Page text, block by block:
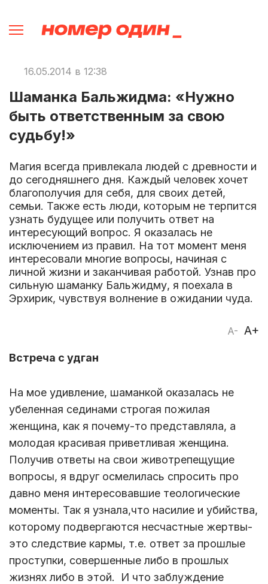
16.05.2014 в 12:38
Шаманка Бальжидма: «Нужно
быть ответственным за свою
судьбу!»
Магия всегда привлекала людей с древности и
до сегодняшнего дня. Каждый человек хочет
благополучия для себя, для своих детей,
семьи. Также есть люди, которым не терпится
узнать будущее или получить ответ на
интересующий вопрос. Я оказалась не
исключением из правил. На тот момент меня
интересовали многие вопросы, начиная с
личной жизни и заканчивая работой. Узнав про
сильную шаманку Бальжидму, я поехала в
Эрхирик, чувствуя волнение в ожидании чуда.
A- A+
Встреча с удган
На мое удивление, шаманкой оказалась не
убеленная сединами строгая пожилая
женщина, как я почему-то представляла, а
молодая красивая приветливая женщина.
Получив ответы на свои животрепещущие
вопросы, я вдруг осмелилась спросить про
давно меня интересовавшие теологические
моменты. Так я узнала,что насилие и убийства,
которому подвергаются несчастные жертвы-
это следствие кармы, т.е. ответ за прошлые
проступки, совершенные либо в прошлых
жизнях либо в этой. И что заблуждение